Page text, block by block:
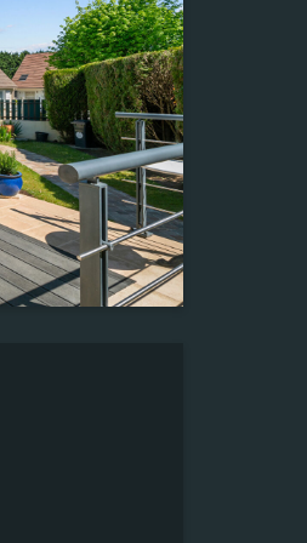
585,00 m²
Pièce(s)
7
Chambre(s)
5